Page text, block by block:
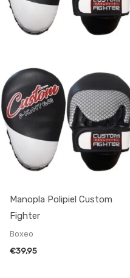
Manopla Polipiel Custom
Fighter
Boxeo
€39,95